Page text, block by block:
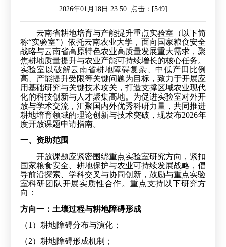
2026年01月18日 23:50 点击：[549]
云南省耕地培育与产能提升重点实验室（以下简
称“实验室”）依托云南农业大学，面向国家粮食安全
战略与云南省高原特色农业高质量发展重大需求，聚
焦耕地质量提升与农业产能可持续增长的核心任务。
实验室以破解云南省耕地障碍复杂、中低产田比例
高、产能提升受限等关键问题为目标，致力于开展应
用基础研究与关键技术攻关，打造支撑区域农业现代
化的科技创新与人才聚集高地。为促进实验室对外开
放与学术交流，汇聚国内外优秀科研力量，共同推进
耕地培育领域的理论创新与技术突破，现发布2026年
度开放课题申请指南。
一、资助范围
开放课题应紧密围绕重点实验室研究方向，紧扣
国家粮食安全、耕地保护与农业可持续发展战略，倡
导前沿探索、学科交叉与协同创新，鼓励与重点实验
室科研团队开展实质性合作。重点支持以下研究方
向：
方向一：土壤过程与耕地障碍形成
（1 ）耕地障碍分布与演化；
（2）耕地障碍形成机制；